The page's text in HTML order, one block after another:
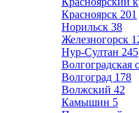
Красноярск 201
Норильск 38
Железногорск
Нур-Султан 245
Волгоградская
Волгоград 178
Волжский 42
Камышин 5